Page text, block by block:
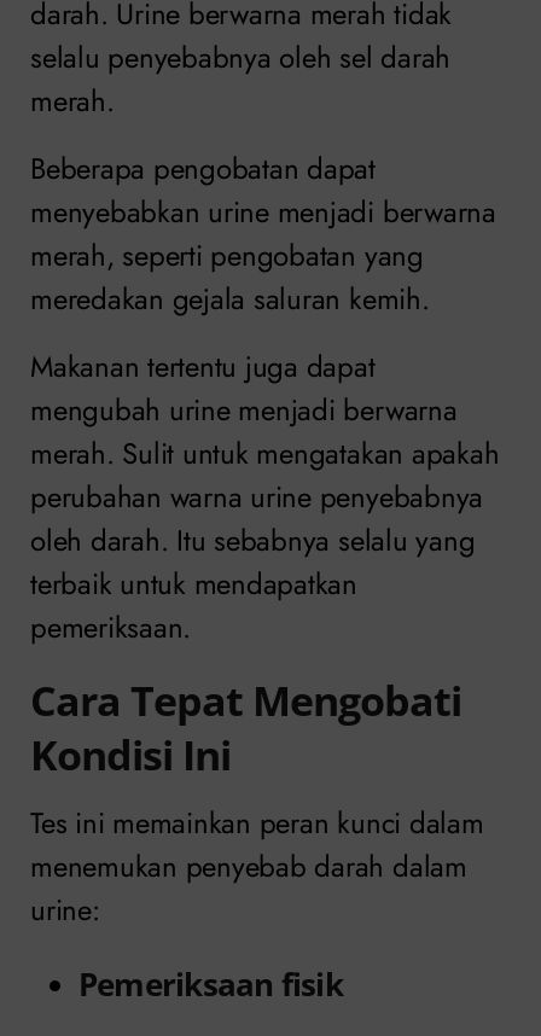
darah. Urine berwarna merah tidak
selalu penyebabnya oleh sel darah
merah.
Beberapa pengobatan dapat
menyebabkan urine menjadi berwarna
merah, seperti pengobatan yang
meredakan gejala saluran kemih.
Makanan tertentu juga dapat
mengubah urine menjadi berwarna
merah. Sulit untuk mengatakan apakah
perubahan warna urine penyebabnya
oleh darah. Itu sebabnya selalu yang
terbaik untuk mendapatkan
pemeriksaan.
Cara Tepat Mengobati
Kondisi Ini
Tes ini memainkan peran kunci dalam
menemukan penyebab darah dalam
urine:
Pemeriksaan fisik